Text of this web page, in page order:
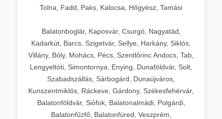
Tolna, Fadd, Paks, Kalocsa, Hőgyész, Tamási
Balatonboglár, Kaposvár, Csurgó, Nagyatád,
Kadarkút, Barcs, Szigetvár, Sellye, Harkány, Siklós,
Villány, Bóly, Mohács, Pécs, Szentlőrinc Andocs, Tab,
Lengyeltóti, Simontornya, Enying, Dunaföldvár, Solt,
Szabadszállás, Sárbogárd, Dunaújváros,
Kunszentmiklós, Ráckeve, Gárdony, Székesfehérvár,
Balatonföldvár, Siófok, Balatonalmádi, Polgárdi,
Balatonfűzfő, Balatonfüred, Veszprém,